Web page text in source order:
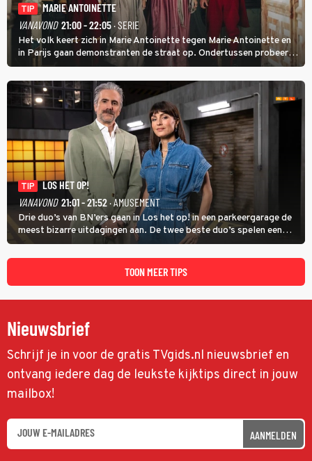
TIP
MARIE ANTOINETTE
VANAVOND 21:00 - 22:05· SERIE
Het volk keert zich in Marie Antoinette tegen Marie Antoinette en
in Parijs gaan demonstranten de straat op. Ondertussen probeert
Marie Antoinette landgoed Saint-Cloud te kopen. Ze wil daar haar
kinderen veilig laten opgroeien.
TIP
LOS HET OP!
VANAVOND 21:01 - 21:52· AMUSEMENT
Drie duo’s van BN’ers gaan in Los het op! in een parkeergarage de
meest bizarre uitdagingen aan. De twee beste duo’s spelen een
onderlinge finale. Met in deze aflevering onder anderen cabaretiers
Nabil Aoulad Ayad en Annick Boer.
TOON MEER TIPS
Nieuwsbrief
Schrijf je in voor de gratis TVgids.nl nieuwsbrief en
ontvang iedere dag de leukste kijktips direct in jouw
mailbox!
AANMELDEN